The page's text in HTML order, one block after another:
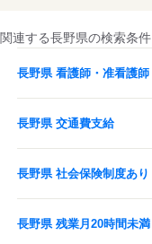
関連する長野県の検索条件
長野県 看護師・准看護師
長野県 交通費支給
長野県 社会保険制度あり
長野県 残業月20時間未満